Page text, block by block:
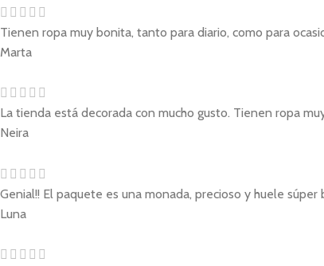
Tienen ropa muy bonita, tanto para diario, como para
Marta
La tienda está decorada con mucho gusto. Tienen ropa
Neira
Genial!! El paquete es una monada, precioso y huele
Luna